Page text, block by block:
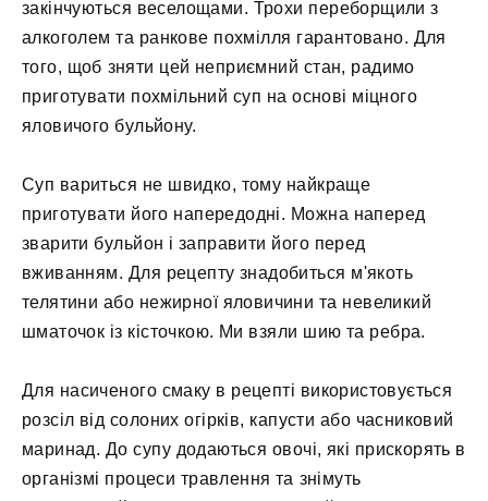
закінчуються веселощами. Трохи переборщили з
алкоголем та ранкове похмілля гарантовано. Для
того, щоб зняти цей неприємний стан, радимо
приготувати похмільний суп на основі міцного
яловичого бульйону.
Суп вариться не швидко, тому найкраще
приготувати його напередодні. Можна наперед
зварити бульйон і заправити його перед
вживанням. Для рецепту знадобиться м'якоть
телятини або нежирної яловичини та невеликий
шматочок із кісточкою. Ми взяли шию та ребра.
Для насиченого смаку в рецепті використовується
розсіл від солоних огірків, капусти або часниковий
маринад. До супу додаються овочі, які прискорять в
організмі процеси травлення та знімуть